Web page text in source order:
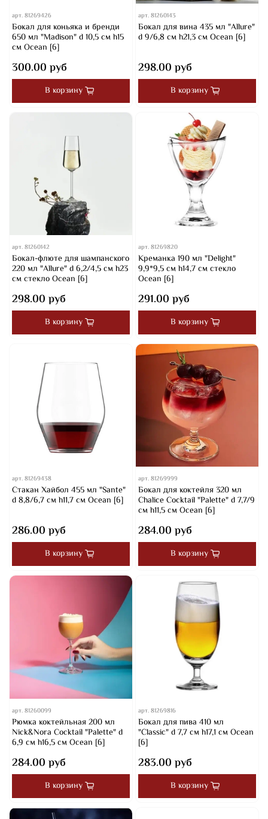
арт.81269426
Бокал для коньяка и бренди
650 мл "Madison" d 10,5 см h15
см Ocean [6]
300.00 руб
В корзину
арт.81260143
Бокал для вина 435 мл "Allure"
d 9/6,8 см h21,3 см Ocean [6]
298.00 руб
В корзину
арт.81260142
Бокал-флюте для шампанского
220 мл "Allure" d 6,2/4,5 см h23
см стекло Ocean [6]
298.00 руб
В корзину
арт.81269820
Креманка 190 мл "Delight"
9,9*9,5 см h14,7 см стекло
Ocean [6]
291.00 руб
В корзину
арт.81269438
Стакан Хайбол 455 мл "Sante"
d 8,8/6,7 см h11,7 см Ocean [6]
286.00 руб
В корзину
арт.81269999
Бокал для коктейля 320 мл
Chalice Cocktail "Palette" d 7,7/9
см h11,5 см Ocean [6]
284.00 руб
В корзину
арт.81260099
Рюмка коктейльная 200 мл
Nick&Nora Cocktail "Palette" d
6,9 см h16,5 см Ocean [6]
284.00 руб
В корзину
арт.81269816
Бокал для пива 410 мл
"Classic" d 7,7 см h17,1 см Ocean
[6]
283.00 руб
В корзину